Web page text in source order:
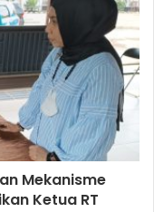
Mekanisme
Ketua RT